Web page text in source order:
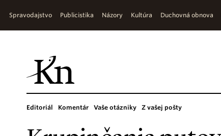
Spravodajstvo Publicistika Názory Kultúra Duchovná obnova
Editoriál Komentár Vaše otázniky Z vašej pošty